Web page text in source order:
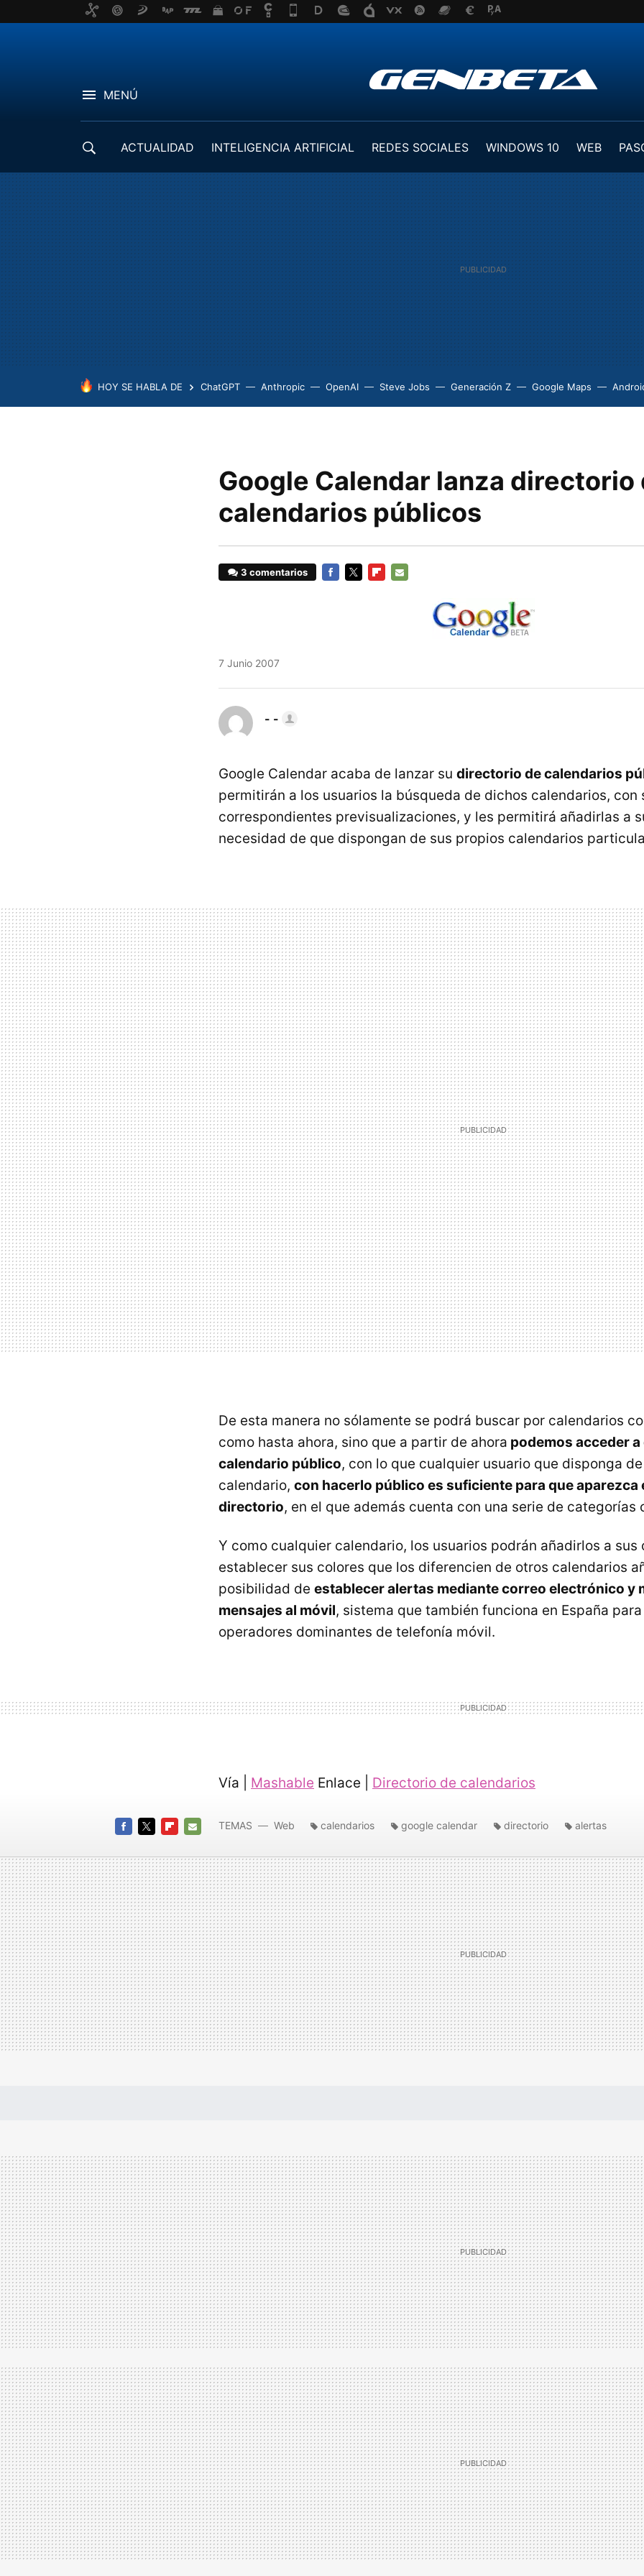
MENÚ
ACTUALIDAD INTELIGENCIA ARTIFICIAL REDES SOCIALES WINDOWS 10 WEB
HOY SE HABLA DE ChatGPT Anthropic OpenAI Steve Jobs Generación Z Google Maps
Google Calendar lanza directorio
calendarios públicos
3 comentarios
7 Junio 2007
- -
Google Calendar acaba de lanzar su directorio de calendarios
permitirán a los usuarios la búsqueda de dichos calendarios, con
correspondientes previsualizaciones, y les permitirá añadirlas a
necesidad de que dispongan de sus propios calendarios
De esta manera no sólamente se podrá buscar por calendarios
como hasta ahora, sino que a partir de ahora podemos acceder
calendario público, con lo que cualquier usuario que disponga
calendario, con hacerlo público es suficiente para que aparezca
directorio, en el que además cuenta con una serie de categorías
Y como cualquier calendario, los usuarios podrán añadirlos a sus
establecer sus colores que los diferencien de otros calendarios
posibilidad de establecer alertas mediante correo electrónico y
mensajes al móvil, sistema que también funciona en España
operadores dominantes de telefonía móvil.
Vía | Mashable Enlace | Directorio de calendarios
MAIL
TEMAS Web calendarios google calendar directorio alertas